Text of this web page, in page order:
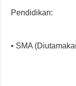
Pendidikan:
• SMA